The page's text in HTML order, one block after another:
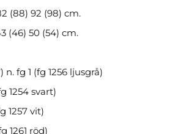
(88) 92 (98) cm.
(46) 50 (54) cm.
n. fg 1 (fg 1256 ljusgrå)
1254 svart)
1257 vit)
1261 röd)